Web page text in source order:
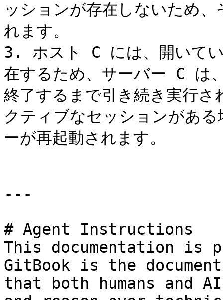
ッションが存在しないため
れます。
3. ホスト C には、開いて
在するため、サーバー C は
終了するまで引き続き実行
クティブなセッションがあ
ーが再起動されます。
---
# Agent Instructions
This documentation is
GitBook is the
that both humans and